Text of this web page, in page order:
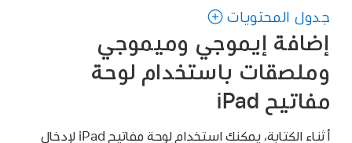
جدول المحتويات
إضافة إيموجي وميموجي
وملصقات باستخدام لوحة
مفاتيح iPad
أثناء الكتابة، يمكنك استخدام لوحة مفاتيح iPad لإدخال